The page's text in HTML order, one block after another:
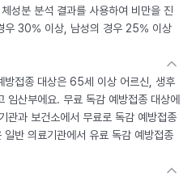
성분 분석 결과를 사용하여 비만을 진
우 30% 이상, 남성의 경우 25% 이상
방접종 대상은 65세 이상 어르신, 생후
산부에요. 무료 독감 예방접종 대상에
관과 보건소에서 무료로 독감 예방접종
반 의료기관에서 유료 독감 예방접종